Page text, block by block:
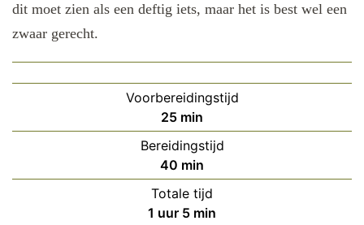
dit moet zien als een deftig iets, maar het is best wel een
zwaar gerecht.
Voorbereidingstijd
25minuten
min
Bereidingstijd
40 minuten
min
Totale tijd
1 uur
uur 5minuten
min